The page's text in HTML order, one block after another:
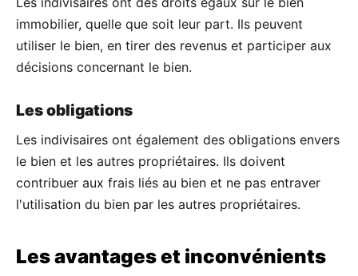
immobilier, quelle que soit leur part. Ils peuvent
utiliser le bien, en tirer des revenus et participer aux
décisions concernant le bien.
Les obligations
Les indivisaires ont également des obligations envers
le bien et les autres propriétaires. Ils doivent
contribuer aux frais liés au bien et ne pas entraver
l'utilisation du bien par les autres propriétaires.
Les avantages et inconvénients